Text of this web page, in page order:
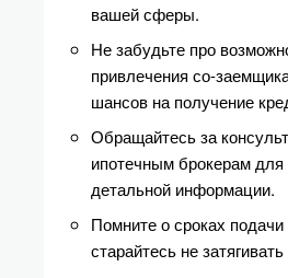
вашей сферы.
Не забудьте про
привлечения со-
шансов на получение
Обращайтесь за
ипотечным брокерам
детальной информации.
Помните о сроках
старайтесь не